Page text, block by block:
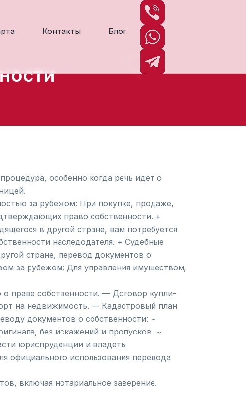
Контакты Блог
особенно когда речь идет о
за рубежом: При покупке, продаже,
право собственности. +
в другой стране, вам потребуется
наследодателя. + Судебные
стране, перевод документов о
за рубежом: Для управления имуществом,
праве собственности. — Договор купли-
на недвижимость. — Кадастровый план
документов о собственности: ~
без искажений и пропусков. ~
юриспруденции и владеть
официального использования перевода
включая нотариальное заверение.